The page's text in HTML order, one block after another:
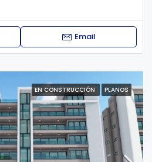
Email
EN CONSTRUCCIÓN PLANOS